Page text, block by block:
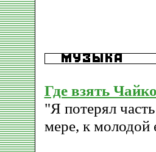
Где взять
"Я потерял
мере, к молодой